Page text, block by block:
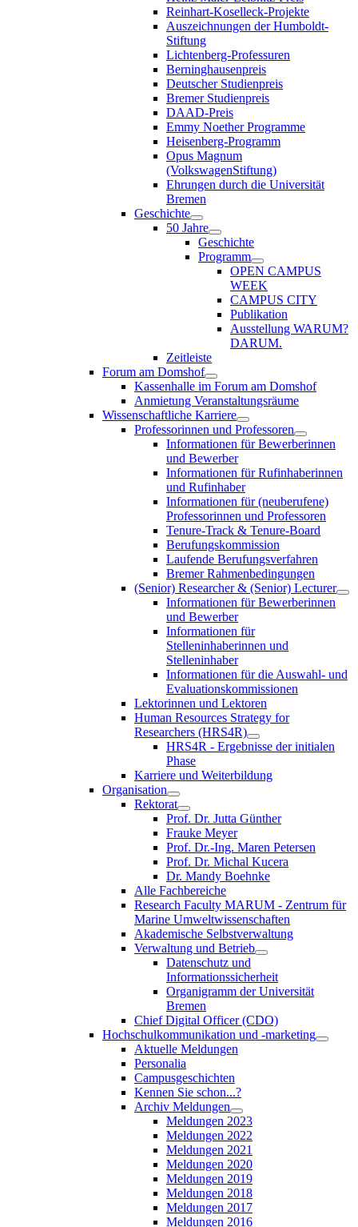
Reinhart-Koselleck-Projekte
Auszeichnungen der Humboldt-
Stiftung
Lichtenberg-Professuren
Berninghausenpreis
Deutscher Studienpreis
Bremer Studienpreis
DAAD-Preis
Emmy Noether Programme
Heisenberg-Programm
Opus Magnum
(VolkswagenStiftung)
Ehrungen durch die Universität
Bremen
Geschichte
50 Jahre
Geschichte
Programm
OPEN CAMPUS
WEEK
CAMPUS CITY
Publikation
Ausstellung WARUM?
DARUM.
Zeitleiste
Forum am Domshof
Kassenhalle im Forum am Domshof
Anmietung Veranstaltungsräume
Wissenschaftliche Karriere
Professorinnen und Professoren
Informationen für Bewerberinnen
und Bewerber
Informationen für Rufinhaberinnen
und Rufinhaber
Informationen für (neuberufene)
Professorinnen und Professoren
Tenure-Track & Tenure-Board
Berufungskommission
Laufende Berufungsverfahren
Bremer Rahmenbedingungen
(Senior) Researcher & (Senior) Lecturer
Informationen für Bewerberinnen
und Bewerber
Informationen für
Stelleninhaberinnen und
Stelleninhaber
Informationen für die Auswahl- und
Evaluationskommissionen
Lektorinnen und Lektoren
Human Resources Strategy for
Researchers (HRS4R)
HRS4R - Ergebnisse der initialen
Phase
Karriere und Weiterbildung
Organisation
Rektorat
Prof. Dr. Jutta Günther
Frauke Meyer
Prof. Dr.-Ing. Maren Petersen
Prof. Dr. Michal Kucera
Dr. Mandy Boehnke
Alle Fachbereiche
Research Faculty MARUM - Zentrum für
Marine Umweltwissenschaften
Akademische Selbstverwaltung
Verwaltung und Betrieb
Datenschutz und
Informationssicherheit
Organigramm der Universität
Bremen
Chief Digital Officer (CDO)
Hochschulkommunikation und -marketing
Aktuelle Meldungen
Personalia
Campusgeschichten
Kennen Sie schon...?
Archiv Meldungen
Meldungen 2023
Meldungen 2022
Meldungen 2021
Meldungen 2020
Meldungen 2019
Meldungen 2018
Meldungen 2017
Meldungen 2016